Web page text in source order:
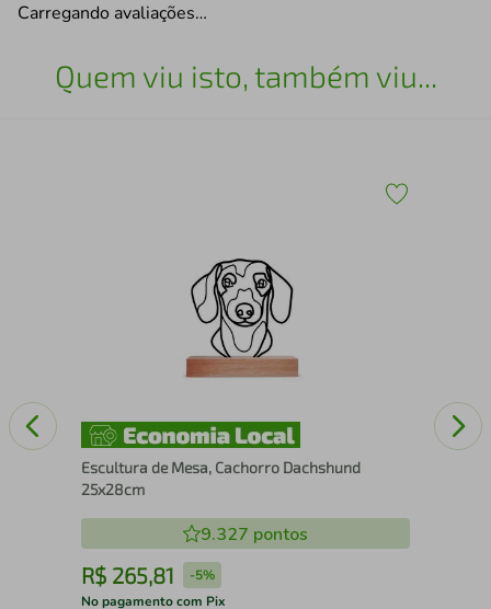
Carregando avaliações…
Quem viu isto, também viu...
Escultura de Mesa, Cachorro Dachshund
25x28cm
9.327 pontos
R$ 265,81 -5%
No pagamento com Pix